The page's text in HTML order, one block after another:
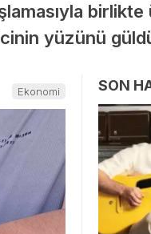
yüzünü
Ekonomi SON